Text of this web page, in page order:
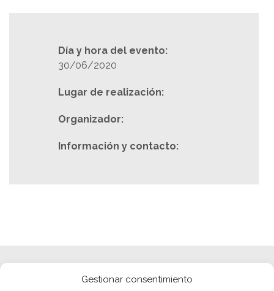
Gestionar consentimiento
Día y hora del evento:
30/06/2020
Lugar de realización:
Organizador:
Información y contacto: